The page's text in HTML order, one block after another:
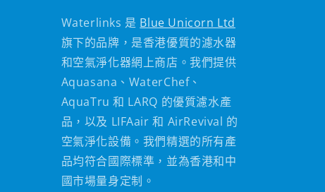
Waterlinks 是 Blue Unicorn Ltd
旗下的品牌，是香港優質的濾水器
和空氣淨化器網上商店。我們提供
Aquasana、WaterChef、
AquaTru 和 LARQ 的優質濾水產
品，以及 LIFAair 和 AirRevival 的
空氣淨化設備。我們精選的所有產
品均符合國際標準，並為香港和中
國市場量身定制。